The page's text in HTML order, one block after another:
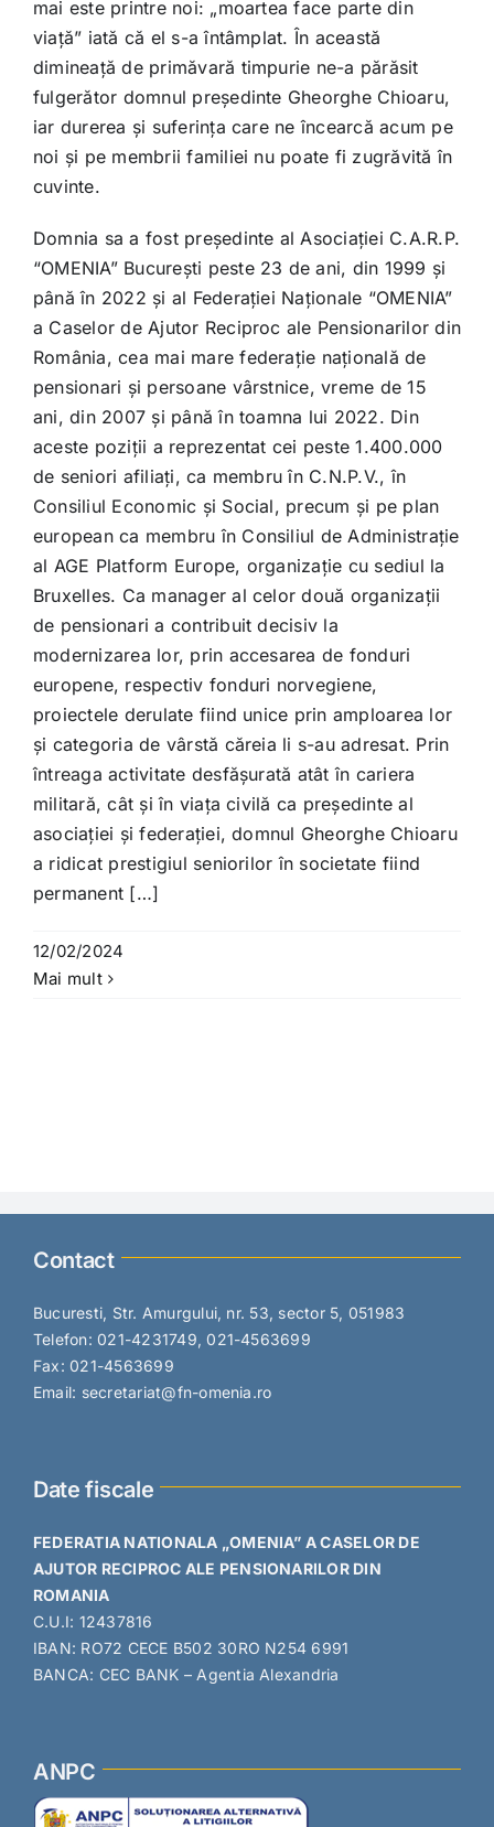
mai este printre noi: „moartea face parte din
viață” iată că el s-a întâmplat. În această
dimineață de primăvară timpurie ne-a părăsit
fulgerător domnul președinte Gheorghe Chioaru,
iar durerea și suferința care ne încearcă acum pe
noi și pe membrii familiei nu poate fi zugrăvită în
cuvinte.
Domnia sa a fost președinte al Asociației C.A.R.P.
“OMENIA” București peste 23 de ani, din 1999 și
până în 2022 și al Federației Naționale “OMENIA”
a Caselor de Ajutor Reciproc ale Pensionarilor din
România, cea mai mare federație națională de
pensionari și persoane vârstnice, vreme de 15
ani, din 2007 și până în toamna lui 2022. Din
aceste poziții a reprezentat cei peste 1.400.000
de seniori afiliați, ca membru în C.N.P.V., în
Consiliul Economic și Social, precum și pe plan
european ca membru în Consiliul de Administrație
al AGE Platform Europe, organizație cu sediul la
Bruxelles. Ca manager al celor două organizații
de pensionari a contribuit decisiv la
modernizarea lor, prin accesarea de fonduri
europene, respectiv fonduri norvegiene,
proiectele derulate fiind unice prin amploarea lor
și categoria de vârstă căreia li s-au adresat. Prin
întreaga activitate desfășurată atât în cariera
militară, cât și în viața civilă ca președinte al
asociației și federației, domnul Gheorghe Chioaru
a ridicat prestigiul seniorilor în societate fiind
permanent […]
12/02/2024
Mai mult
Contact
Bucuresti, Str. Amurgului, nr. 53, sector 5, 051983
Telefon: 021-4231749, 021-4563699
Fax: 021-4563699
Email: secretariat@fn-omenia.ro
Date fiscale
FEDERATIA NATIONALA „OMENIA” A CASELOR DE
AJUTOR RECIPROC ALE PENSIONARILOR DIN
ROMANIA
C.U.I: 12437816
IBAN: RO72 CECE B502 30RO N254 6991
BANCA: CEC BANK – Agentia Alexandria
ANPC